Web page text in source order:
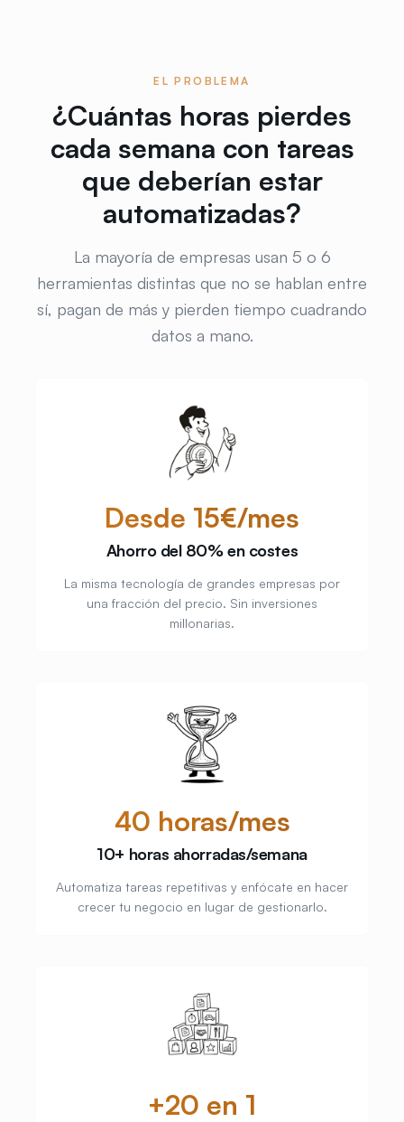
EL PROBLEMA
¿Cuántas horas pierdes
cada semana con tareas
que deberían estar
automatizadas?
La mayoría de empresas usan 5 o 6
herramientas distintas que no se hablan entre
sí, pagan de más y pierden tiempo cuadrando
datos a mano.
Desde 15€/mes
Ahorro del 80% en costes
La misma tecnología de grandes empresas por
una fracción del precio. Sin inversiones
millonarias.
40 horas/mes
10+ horas ahorradas/semana
Automatiza tareas repetitivas y enfócate en hacer
crecer tu negocio en lugar de gestionarlo.
+20 en 1